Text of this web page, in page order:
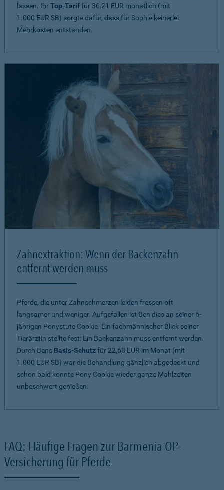
lassen. IhrTop-Tariffür 36,21 EUR monatlich (mit
1.000 EUR SB) sorgte dafür, dass für Sophie keinerlei
Mehrkosten entstanden.
Zahnextraktion: Wenn der Backenzahn
entfernt werden muss
Pferde, die unter Zahnschmerzen leiden fressen oft
langsamer und weniger. Aufgefallen ist Ben dies an seiner 6-
jährigen Ponystute Cookie. Ein fachmännischer Blick seiner
Tierärztin stellte fest: Ein Backenzahn muss entfernt werden.
Durch Bens Basis-Schutzfür 22,68 EUR im Monat (mit
1.000 EUR SB) war die Behandlung gänzlich abgedeckt und
schon bald konnte Pony Cookie wieder ganze Mahlzeiten
unbeschwert genießen.
FAQ: Häufige Fragen zur Barmenia OP-
Versicherung für Pferde